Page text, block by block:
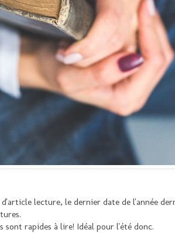
lecture, le dernier date de l'année
sont rapides à lire! Idéal pour l'été donc.